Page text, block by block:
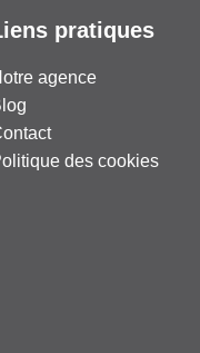
pratiques
agence
des cookies